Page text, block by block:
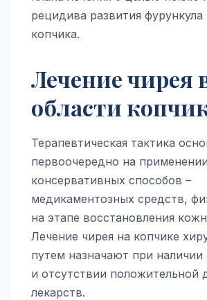
рецидива развития фурункула
копчика.
Лечение чирея
области
Терапевтическая тактика
первоочередно на применении
консервативных способов –
медикаментозных средств,
на этапе восстановления
Лечение чирея на копчике
путем назначают при
и отсутствии положительной
лекарств.